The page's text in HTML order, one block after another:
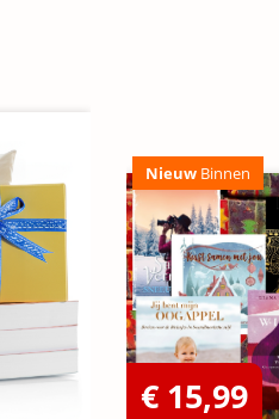
Nieuw Binnen
€ 15,99